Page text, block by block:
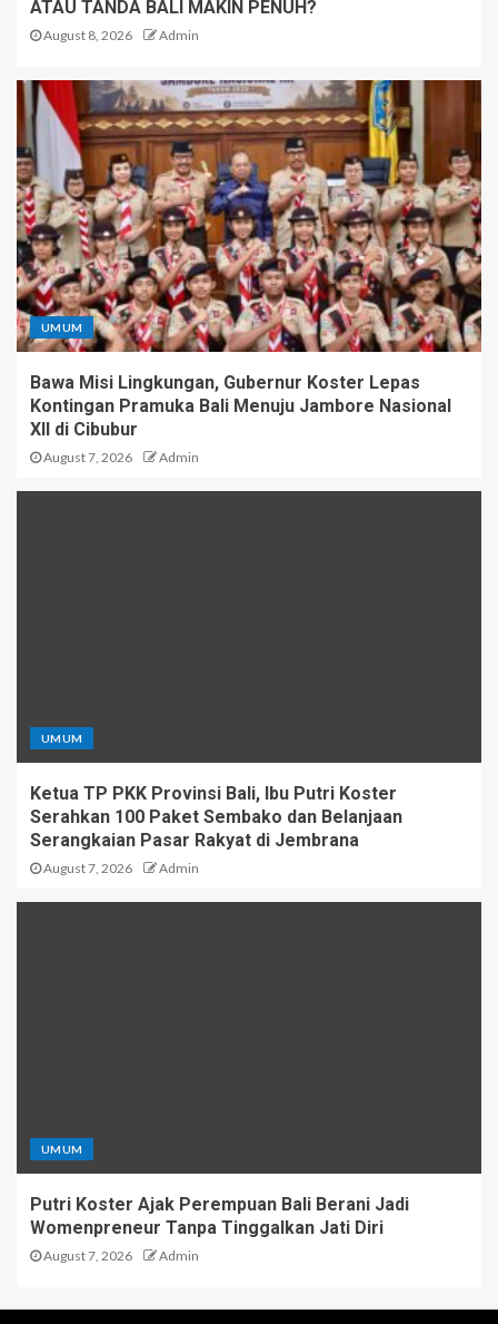
ATAU TANDA BALI MAKIN PENUH?
August 8, 2026 Admin
UMUM
Bawa Misi Lingkungan, Gubernur Koster Lepas
Kontingan Pramuka Bali Menuju Jambore Nasional
XII di Cibubur
August 7, 2026 Admin
UMUM
Ketua TP PKK Provinsi Bali, Ibu Putri Koster
Serahkan 100 Paket Sembako dan Belanjaan
Serangkaian Pasar Rakyat di Jembrana
August 7, 2026 Admin
UMUM
Putri Koster Ajak Perempuan Bali Berani Jadi
Womenpreneur Tanpa Tinggalkan Jati Diri
August 7, 2026 Admin